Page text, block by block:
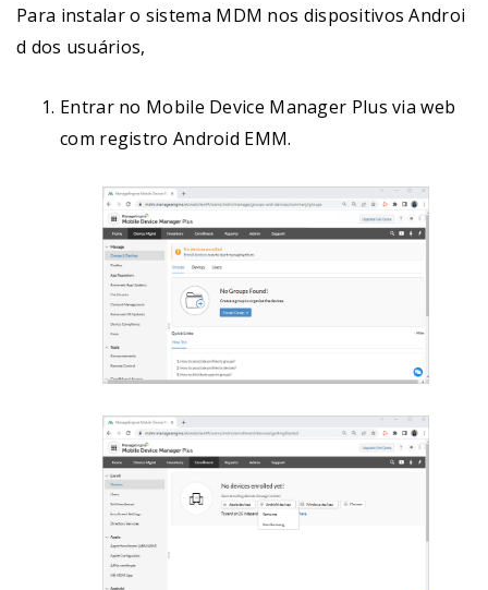
Para instalar o sistema MDM nos dispositivos Androi
d dos usuários,
Entrar no Mobile Device Manager Plus via web
com registro Android EMM.